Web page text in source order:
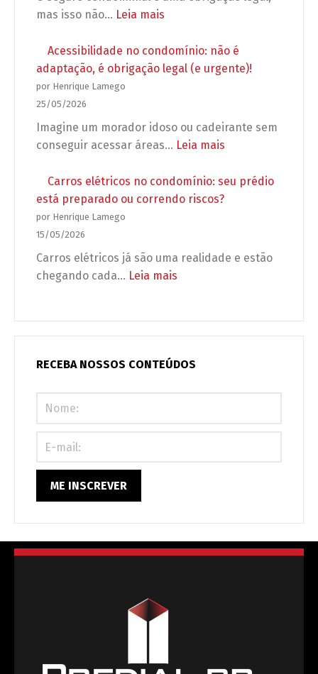
síndico
exigir
antes
obra?
mas isso não… Leia mais
condominial
obrigatório:
podem
seu
condomínio
Acessibilidade no condomínio: não é
adaptação, é obrigação legal (e urgente)!
por Henrique Lamego
25/05/2026
Imagine um morador idoso ou cadeirante sem
conseguir acessar áreas… Leia mais
no
adaptação,
Carros elétricos no condomínio: seu prédio
está preparado ou correndo riscos?
por Henrique Lamego
15/05/2026
Carros elétricos já são uma realidade e estão
chegando cada… Leia mais
seu
RECEBA NOSSOS CONTEÚDOS